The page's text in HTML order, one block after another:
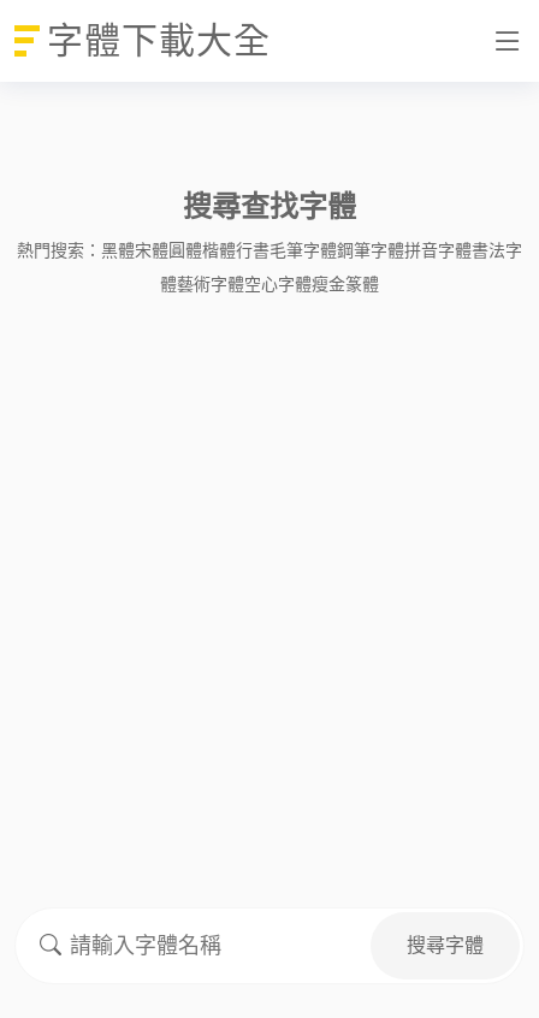
字體下載大全
搜尋查找字體
熱門搜索： 黑體宋體圓體楷體行書毛筆字體鋼筆字體拼音字體書法字
體藝術字體空心字體瘦金篆體